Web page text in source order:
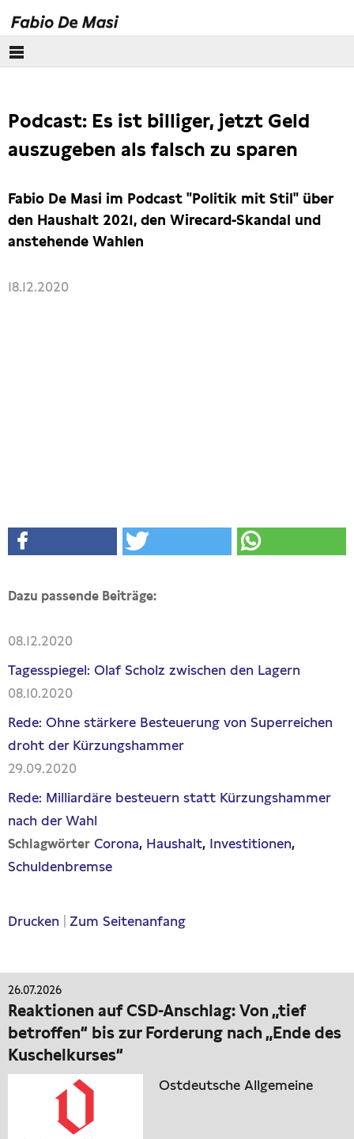
Europäisches Parlament
Themen
Presse
Podcast: Es ist billiger, jetzt Geld
auszugeben als falsch zu sparen
Fabio De Masi im Podcast "Politik mit Stil" über
den Haushalt 2021, den Wirecard-Skandal und
anstehende Wahlen
18.12.2020
Dazu passende Beiträge:
08.12.2020
Tagesspiegel: Olaf Scholz zwischen den Lagern
08.10.2020
Rede: Ohne stärkere Besteuerung von Superreichen
droht der Kürzungshammer
29.09.2020
Rede: Milliardäre besteuern statt Kürzungshammer
nach der Wahl
Schlagwörter Corona Haushalt Investitionen
Schuldenbremse
Drucken Zum Seitenanfang
26.07.2026
Reaktionen auf CSD-Anschlag: Von „tief
betroffen“ bis zur Forderung nach „Ende des
Kuschelkurses“
Ostdeutsche Allgemeine